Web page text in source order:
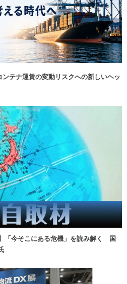
テナ運賃の変動リスクへの新しいヘッ
「今そこにある危機」を読み解く 国